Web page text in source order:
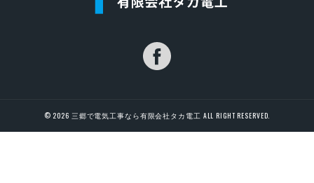
© 2026 三郷で電気工事なら有限会社タカ電工 ALL RIGHT RESERVED.